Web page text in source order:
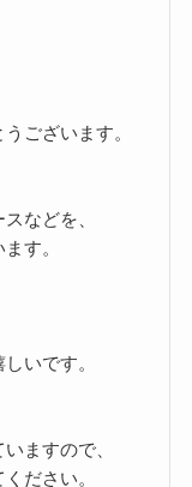
ございます。
などを、
す。
いです。
ますので、
ださい。